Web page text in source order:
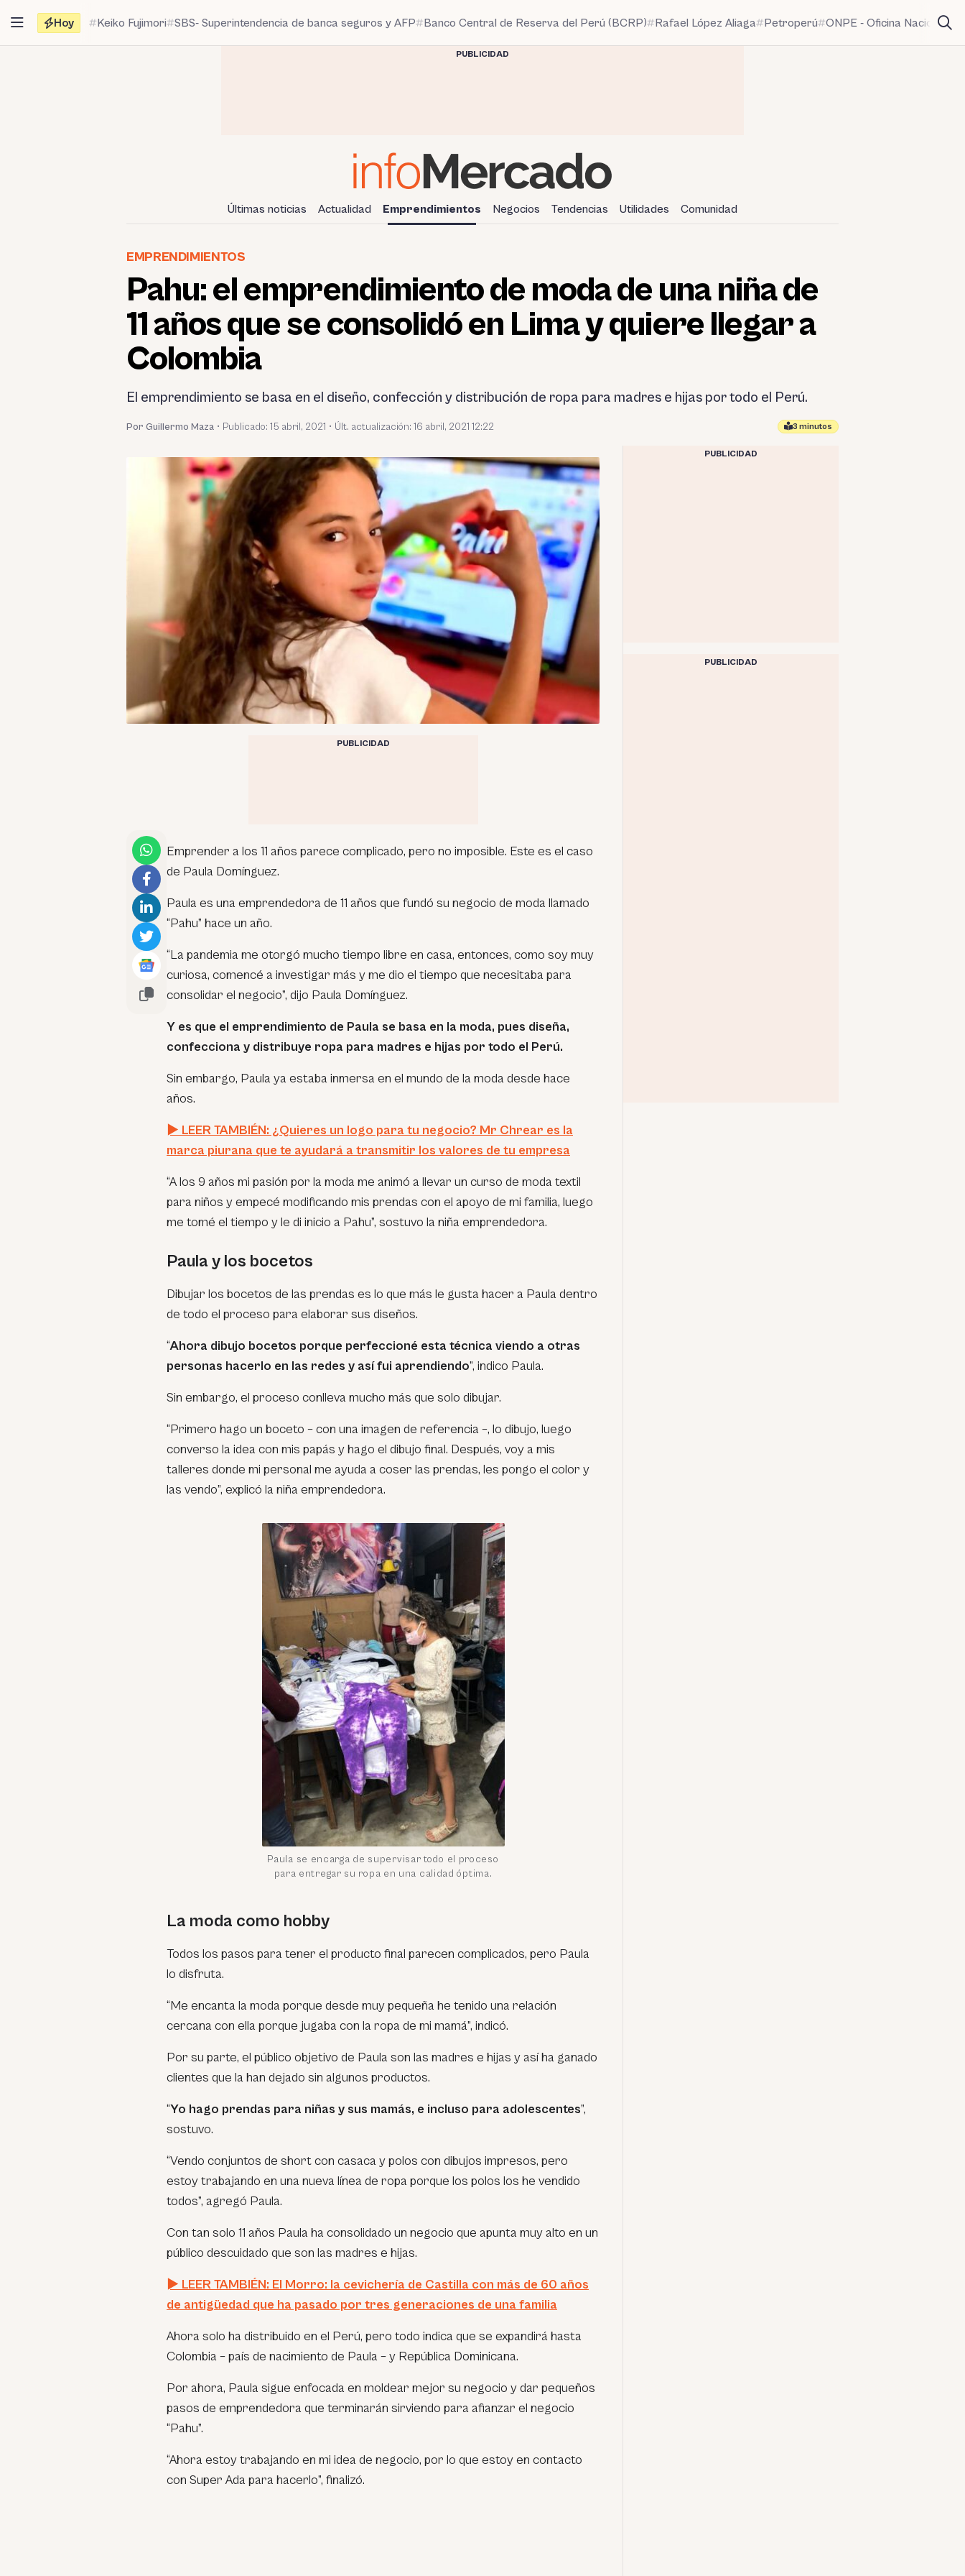
contenido
Hoy Keiko Fujimori SBS- Superintendencia de banca seguros y AFP Banco Central de Reserva del Perú (BCRP) Rafael López Aliaga Petroperú ONPE - Oficina Nacional
PUBLICIDAD
Últimas noticias Actualidad Emprendimientos Negocios Tendencias Utilidades Comunidad
EMPRENDIMIENTOS
Pahu: el emprendimiento de moda de una niña de
11 años que se consolidó en Lima y quiere llegar a
Colombia
El emprendimiento se basa en el diseño, confección y distribución de ropa para madres e hijas por todo el Perú.
Por Guillermo Maza • Publicado: 15 abril, 2021 • Últ. actualización: 16 abril, 2021 12:22 3 minutos
PUBLICIDAD
Emprender a los 11 años parece complicado, pero no imposible. Este es el caso
de Paula Domínguez.
Paula es una emprendedora de 11 años que fundó su negocio de moda llamado
“Pahu” hace un año.
“La pandemia me otorgó mucho tiempo libre en casa, entonces, como soy muy
curiosa, comencé a investigar más y me dio el tiempo que necesitaba para
consolidar el negocio”, dijo Paula Domínguez.
Y es que el emprendimiento de Paula se basa en la moda, pues diseña,
confecciona y distribuye ropa para madres e hijas por todo el Perú.
Sin embargo, Paula ya estaba inmersa en el mundo de la moda desde hace
años.
► LEER TAMBIÉN: ¿Quieres un logo para tu negocio? Mr Chrear es la
marca piurana que te ayudará a transmitir los valores de tu empresa
“A los 9 años mi pasión por la moda me animó a llevar un curso de moda textil
para niños y empecé modificando mis prendas con el apoyo de mi familia, luego
me tomé el tiempo y le di inicio a Pahu”, sostuvo la niña emprendedora.
Paula y los bocetos
Dibujar los bocetos de las prendas es lo que más le gusta hacer a Paula dentro
de todo el proceso para elaborar sus diseños.
“Ahora dibujo bocetos porque perfeccioné esta técnica viendo a otras
personas hacerlo en las redes y así fui aprendiendo”, indico Paula.
Sin embargo, el proceso conlleva mucho más que solo dibujar.
“Primero hago un boceto – con una imagen de referencia –, lo dibujo, luego
converso la idea con mis papás y hago el dibujo final. Después, voy a mis
talleres donde mi personal me ayuda a coser las prendas, les pongo el color y
las vendo”, explicó la niña emprendedora.
Paula se encarga de supervisar todo el proceso
para entregar su ropa en una calidad óptima.
La moda como hobby
Todos los pasos para tener el producto final parecen complicados, pero Paula
lo disfruta.
“Me encanta la moda porque desde muy pequeña he tenido una relación
cercana con ella porque jugaba con la ropa de mi mamá”, indicó.
Por su parte, el público objetivo de Paula son las madres e hijas y así ha ganado
clientes que la han dejado sin algunos productos.
“Yo hago prendas para niñas y sus mamás, e incluso para adolescentes”,
sostuvo.
“Vendo conjuntos de short con casaca y polos con dibujos impresos, pero
estoy trabajando en una nueva línea de ropa porque los polos los he vendido
todos”, agregó Paula.
Con tan solo 11 años Paula ha consolidado un negocio que apunta muy alto en un
público descuidado que son las madres e hijas.
► LEER TAMBIÉN: El Morro: la cevichería de Castilla con más de 60 años
de antigüedad que ha pasado por tres generaciones de una familia
Ahora solo ha distribuido en el Perú, pero todo indica que se expandirá hasta
Colombia – país de nacimiento de Paula – y República Dominicana.
Por ahora, Paula sigue enfocada en moldear mejor su negocio y dar pequeños
pasos de emprendedora que terminarán sirviendo para afianzar el negocio
“Pahu”.
“Ahora estoy trabajando en mi idea de negocio, por lo que estoy en contacto
con Super Ada para hacerlo”, finalizó.
PUBLICIDAD
PUBLICIDAD